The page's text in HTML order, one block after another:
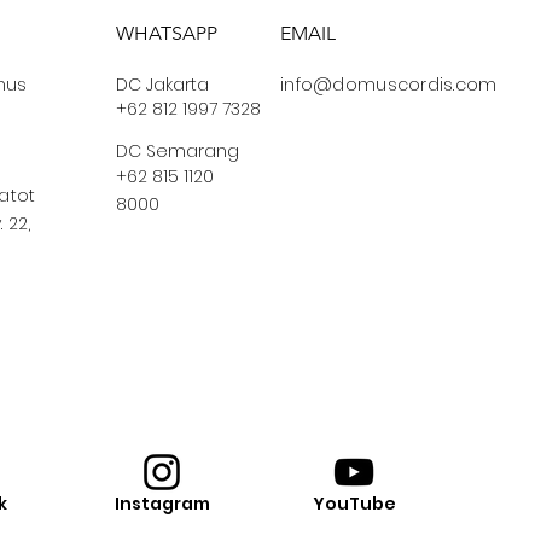
22,
WHATSAPP
+62 812 1997 7328
DC Jakarta
DC Semarang
+62 815 1120
8000
EMAIL
info@domuscordis.com
Instagram YouTube